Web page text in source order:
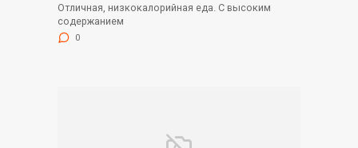
Отличная, низкокалорийная еда. С высоким
содержанием
0